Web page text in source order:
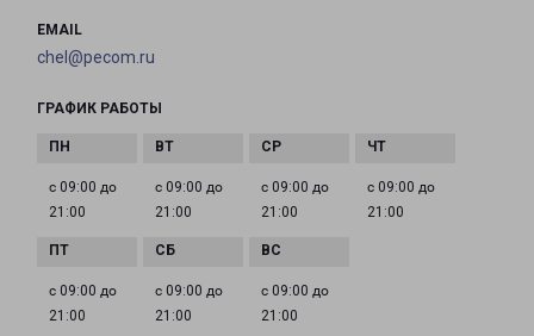
EMAIL
chel@pecom.ru
ГРАФИК РАБОТЫ
с 09:00 до
21:00
с 09:00 до
21:00
с 09:00 до
21:00
с 09:00 до
21:00
с 09:00 до
21:00
с 09:00 до
21:00
с 09:00 до
21:00